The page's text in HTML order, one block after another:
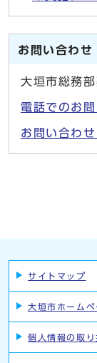
お問い合わせ
大垣市総務
電話でのお
お問い合わ
サイトマップ
大垣市ホーム
個人情報の取